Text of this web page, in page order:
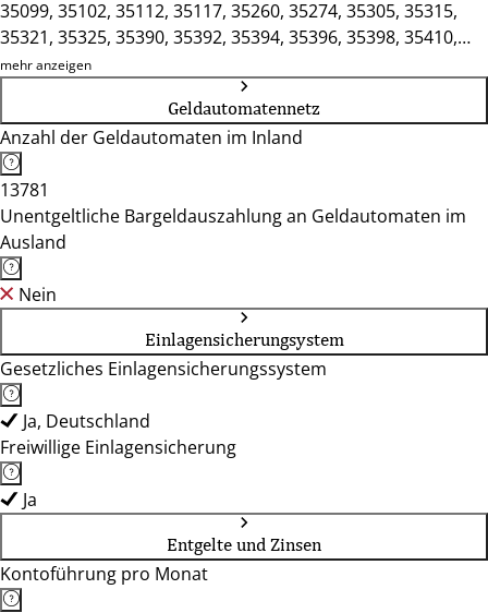
35099, 35102, 35112, 35117, 35260, 35274, 35305, 35315,
35321, 35325, 35390, 35392, 35394, 35396, 35398, 35410,
35415, 35418, 35423, 35428, 35435, 35440, 35447, 35457,
35460, 35463, 35466, 35469, 35519, 35576, 35578, 35579,
35582, 35584, 35586, 35606, 35614, 35619, 35625, 35630,
35638, 35641, 35647, 35753, 35781, 35789, 35792, 35794,
36179, 36199, 36205, 36208, 36211, 36214, 36251, 36266,
36272, 36275, 36280, 36286, 36287, 36318, 36325, 57334,
61169, 61184, 61191, 61194, 61197, 61200, 61209, 61231,
61273, 65594, 65606, 65614, 99834
mehr anzeigen
Geldautomatennetz
Anzahl der Geldautomaten im Inland
13781
Unentgeltliche Bargeldauszahlung an Geldautomaten im
Ausland
Nein
Einlagensicherungsystem
Gesetzliches Einlagensicherungssystem
Ja, Deutschland
Freiwillige Einlagensicherung
Ja
Entgelte und Zinsen
Kontoführung pro Monat